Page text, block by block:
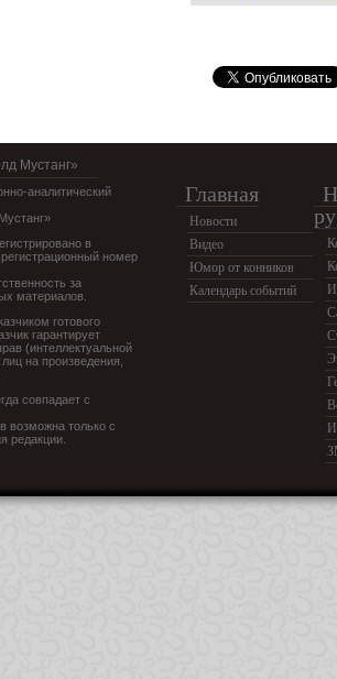
Мустанг»
аналитический
в
номер
за
материалов.
готового
гарантирует
(интеллектуальной
на произведения,
совпадает с
возможна только с
редакции.
Главная
Новости
Видео
Юмор от конников
Календарь событий